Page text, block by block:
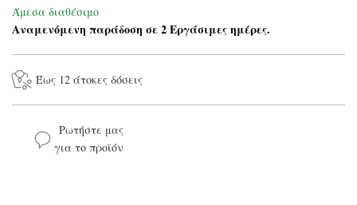
Άμεσα διαθέσιμο
Αναμενόμενη παράδοση σε 2 Εργάσιμες ημέρες.
Έως 12 άτοκες δόσεις
Ρωτήστε μας
για το προϊόν